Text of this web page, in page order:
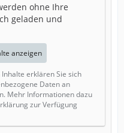
ohne Ihre
geladen und
anzeigen
erklären Sie sich
Daten an
Mehr Informationen dazu
zur Verfügung